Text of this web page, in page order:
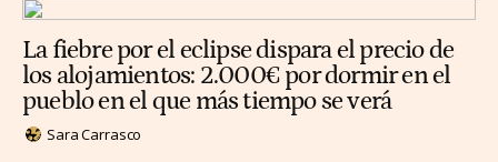
La fiebre por el eclipse dispara el precio de
los alojamientos: 2.000€ por dormir en el
pueblo en el que más tiempo se verá
Sara Carrasco